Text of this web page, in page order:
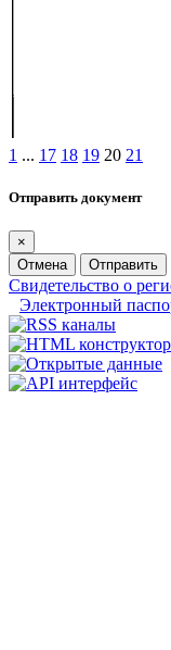
1 ... 17 18 19 20 21
Отправить документ
×
Отмена
Отправить
Свидетельство о
Электронный